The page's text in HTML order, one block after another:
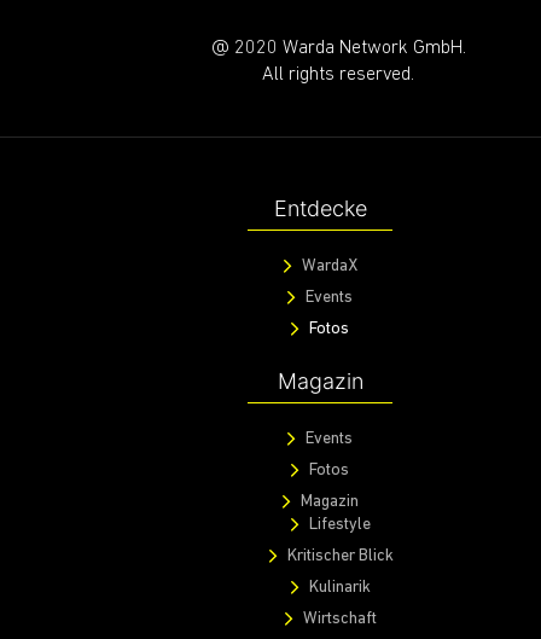
@ 2020 Warda Network GmbH.
All rights reserved.
Entdecke
WardaX
Events
Fotos
Magazin
Events
Fotos
Magazin
Lifestyle
Kritischer Blick
Kulinarik
Wirtschaft